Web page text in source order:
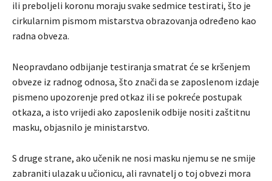
ili preboljeli koronu moraju svake sedmice testirati, što je
cirkularnim pismom mistarstva obrazovanja određeno kao
radna obveza.
Neopravdano odbijanje testiranja smatrat će se kršenjem
obveze iz radnog odnosa, što znači da se zaposlenom izdaje
pismeno upozorenje pred otkaz ili se pokreće postupak
otkaza, a isto vrijedi ako zaposlenik odbije nositi zaštitnu
masku, objasnilo je ministarstvo.
S druge strane, ako učenik ne nosi masku njemu se ne smije
zabraniti ulazak u učionicu, ali ravnatelj o toj obvezi mora